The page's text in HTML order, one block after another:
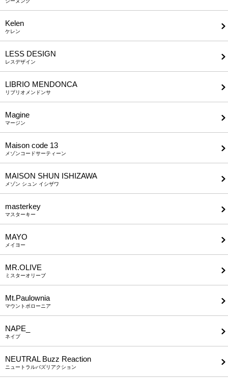
Kelen
ケレン
LESS DESIGN
レスデザイン
LIBRIO MENDONCA
リブリオメンドンサ
Magine
マージン
Maison code 13
メゾンコードサーティーン
MAISON SHUN ISHIZAWA
メゾン シュン イシザワ
masterkey
マスターキー
MAYO
メイヨー
MR.OLIVE
ミスターオリーブ
Mt.Paulownia
マウントポローニア
NAPE_
ネイプ
NEUTRAL Buzz Reaction
ニュートラルバズリアクション